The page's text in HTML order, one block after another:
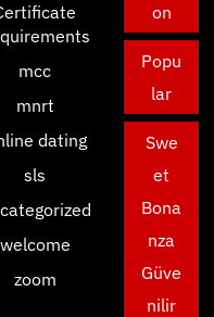
mcc
mnrt
dating
sls
welcome
zoom
on
Popu
lar
Swe
et
Bona
nza
Güve
nilir